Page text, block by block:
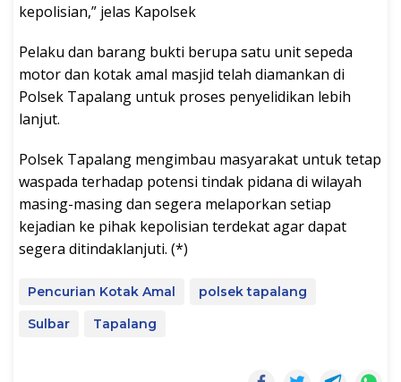
kepolisian,” jelas Kapolsek
Pelaku dan barang bukti berupa satu unit sepeda
motor dan kotak amal masjid telah diamankan di
Polsek Tapalang untuk proses penyelidikan lebih
lanjut.
Polsek Tapalang mengimbau masyarakat untuk tetap
waspada terhadap potensi tindak pidana di wilayah
masing-masing dan segera melaporkan setiap
kejadian ke pihak kepolisian terdekat agar dapat
segera ditindaklanjuti. (*)
Pencurian Kotak Amal
polsek tapalang
Sulbar
Tapalang